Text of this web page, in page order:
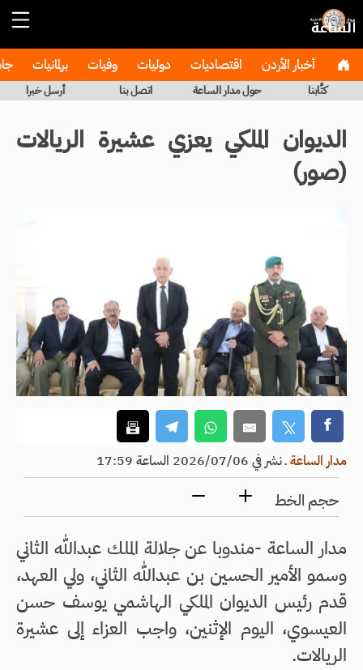
أخبار الأردن اقتصاديات دوليات وفيات برلمانيات
كتَّابنا حول مدار الساعة اتصل بنا أرسل خبرا
الديوان الملكي يعزي عشيرة الريالات
(صور)
مدار الساعةـنشر في 2026/07/06 الساعة 17:59
حجم الخط
مدار الساعة -مندوبا عن جلالة الملك عبدالله الثاني
وسمو الأمير الحسين بن عبدالله الثاني، ولي العهد،
قدم رئيس الديوان الملكي الهاشمي يوسف حسن
العيسوي، اليوم الإثنين، واجب العزاء إلى عشيرة
الريالات.